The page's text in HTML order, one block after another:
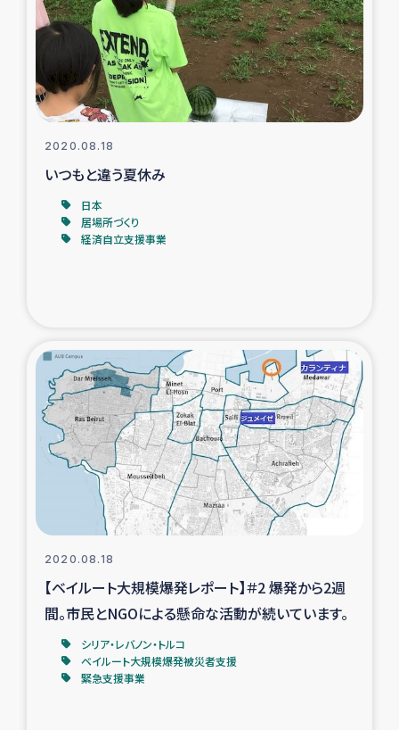
仮設住宅生活支援・農業復興支援
漁業復興支援
インターン・ボランティア日誌
ガザ空爆被災者への食料支援と農家生産支援
ガザ地区における被災住民への緊急支援
ガザ地区酪農を通した女性グループの生計支援
ふりかけ普及と食生活改善による栄養改善事業
フェアトレード事業
緊急支援事業
女性の生計向上を通じた子どもの栄養改善事業
民際教育
2020.08.18
いつもと違う夏休み
日本
居場所づくり
経済自立支援事業
2020.08.18
【ベイルート大規模爆発レポート】＃2 爆発から2週
間。市民とNGOによる懸命な活動が続いています。
シリア・レバノン・トルコ
ベイルート大規模爆発被災者支援
緊急支援事業